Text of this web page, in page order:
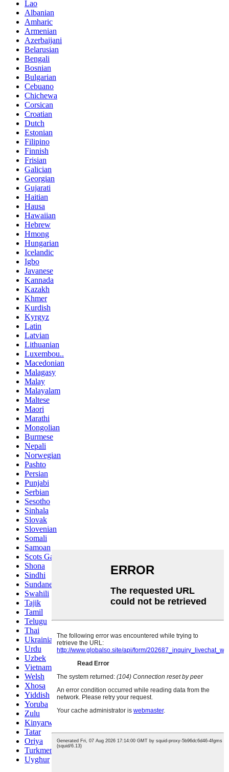
Lao
Albanian
Amharic
Armenian
Azerbaijani
Belarusian
Bengali
Bosnian
Bulgarian
Cebuano
Chichewa
Corsican
Croatian
Dutch
Estonian
Filipino
Finnish
Frisian
Galician
Georgian
Gujarati
Haitian
Hausa
Hawaiian
Hebrew
Hmong
Hungarian
Icelandic
Igbo
Javanese
Kannada
Kazakh
Khmer
Kurdish
Kyrgyz
Latin
Latvian
Lithuanian
Luxembou..
Macedonian
Malagasy
Malay
Malayalam
Maltese
Maori
Marathi
Mongolian
Burmese
Nepali
Norwegian
Pashto
Persian
Punjabi
Serbian
Sesotho
Sinhala
Slovak
Slovenian
Somali
Samoan
Scots Gaelic
Shona
Sindhi
Sundanese
Swahili
Tajik
Tamil
Telugu
Thai
Ukrainian
Urdu
Uzbek
Vietnamese
Welsh
Xhosa
Yiddish
Yoruba
Zulu
Kinyarwanda
Tatar
Oriya
Turkmen
Uyghur